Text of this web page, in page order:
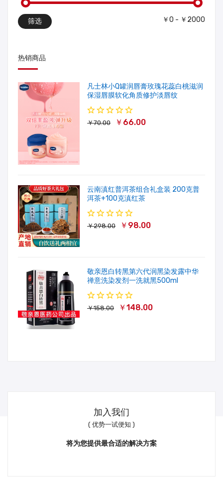
筛选 ￥0 - ￥2000
热销商品
凡士林小Q罐润唇膏玫瑰花蕊白桃滋润
保湿唇膜软化角质修护淡唇纹
￥70.00 ￥66.00
云南滇红普洱茶组合礼盒装 200克普
洱茶+100克滇红茶
￥298.00 ￥98.00
敬亲恩白转黑第六代润黑染发露中华
禅意洗染发剂一洗就黑500ml
￥158.00 ￥148.00
加入我们
( 优势一试便知 )
将为您提供最合适的解决方案